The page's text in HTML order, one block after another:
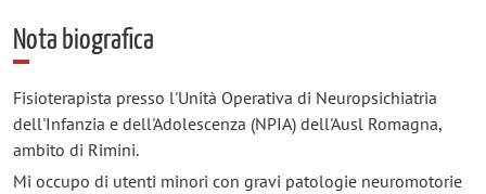
Nota biografica
Fisioterapista presso l'Unità Operativa di Neuropsichiatria
dell'Infanzia e dell'Adolescenza (NPIA) dell'Ausl Romagna,
ambito di Rimini.
Mi occupo di utenti minori con gravi patologie neuromotorie